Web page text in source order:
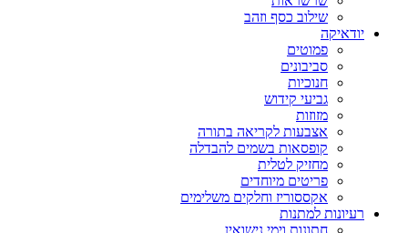
שילוב כסף וזהב
יודאיקה
פמוטים
סביבונים
חנוכיות
גביעי קידוש
מזוזות
אצבעות לקריאה בתורה
קופסאות בשמים להבדלה
מחזיק לטלית
פריטים מיוחדים
אקססוריז וחלקים משלימים
רעיונות למתנות
חתונות וימי נישואין